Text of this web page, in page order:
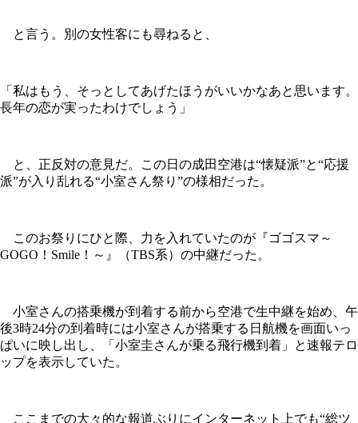
と言う。別の女性客にも尋ねると、
「私はもう、そっとしてあげたほうがいいかなあと思います。
長年の恋が実ったわけでしょう」
と、正反対の意見だ。この日の成田空港は“懐疑派”と“応援
派”が入り乱れる“小室さん祭り”の様相だった。
このお祭りにひと際、力を入れていたのが『ゴゴスマ～
GOGO！Smile！～』（TBS系）の中継だった。
小室さんの搭乗機が到着する前から空港で生中継を始め、午
後3時24分の到着時には小室さんが搭乗する日航機を画面いっ
ぱいに映し出し、「小室圭さんが乗る飛行機到着」と速報テロ
ップを表示していた。
ここまでの大々的な報道ぶりにインターネット上でも“総ツ